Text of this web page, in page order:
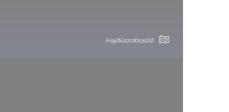
Hajdúszoboszló